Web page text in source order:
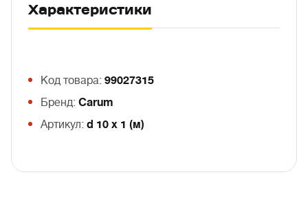
Характеристики
Код товара: 99027315
Бренд: Carum
Артикул: d 10 х 1 (м)